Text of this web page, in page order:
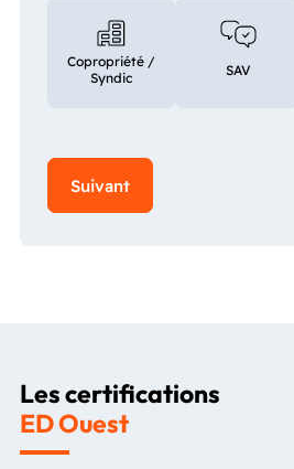
Copropriété /
Syndic
SAV
Les certifications
ED Ouest